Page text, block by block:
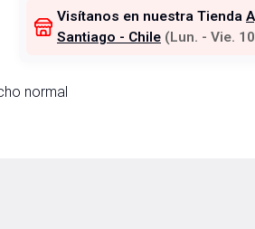
Visítanos en nuestra Tienda
Santiago - Chile (Lun. - Vie.
normal